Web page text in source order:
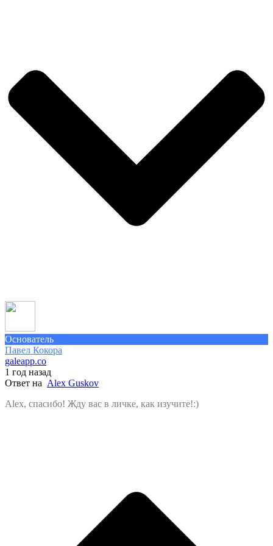
Основатель
Павел Кокора
galeapp.co
1 год назад
Ответ на Alex Guskov
Alex, спасибо! Жду вас в личке, как изучите!:)